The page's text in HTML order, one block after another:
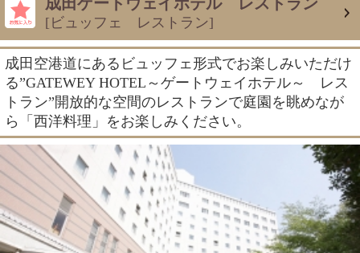
成田ゲートウェイホテル レストラン
[ビュッフェ レストラン]
成田空港道にあるビュッフェ形式でお楽しみいただけ
る”GATEWEY HOTEL～ゲートウェイホテル～ レス
トラン”開放的な空間のレストランで庭園を眺めなが
ら「西洋料理」をお楽しみください。